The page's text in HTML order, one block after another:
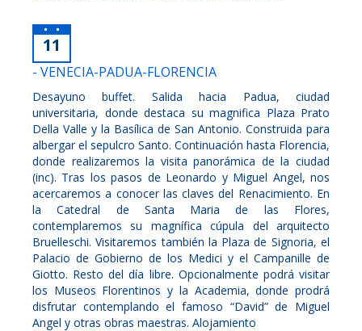
11
- VENECIA-PADUA-FLORENCIA
Desayuno buffet. Salida hacia Padua, ciudad
universitaria, donde destaca su magnifica Plaza Prato
Della Valle y la Basílica de San Antonio. Construida para
albergar el sepulcro Santo. Continuación hasta Florencia,
donde realizaremos la visita panorámica de la ciudad
(inc). Tras los pasos de Leonardo y Miguel Angel, nos
acercaremos a conocer las claves del Renacimiento. En
la Catedral de Santa Maria de las Flores,
contemplaremos su magnífica cúpula del arquitecto
Bruelleschi. Visitaremos también la Plaza de Signoria, el
Palacio de Gobierno de los Medici y el Campanille de
Giotto. Resto del día libre. Opcionalmente podrá visitar
los Museos Florentinos y la Academia, donde prodrá
disfrutar contemplando el famoso “David” de Miguel
Angel y otras obras maestras. Alojamiento